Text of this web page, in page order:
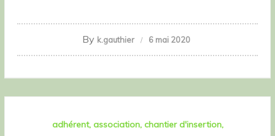
By k.gauthier 6 mai 2020
adhérent association chantier d'insertion